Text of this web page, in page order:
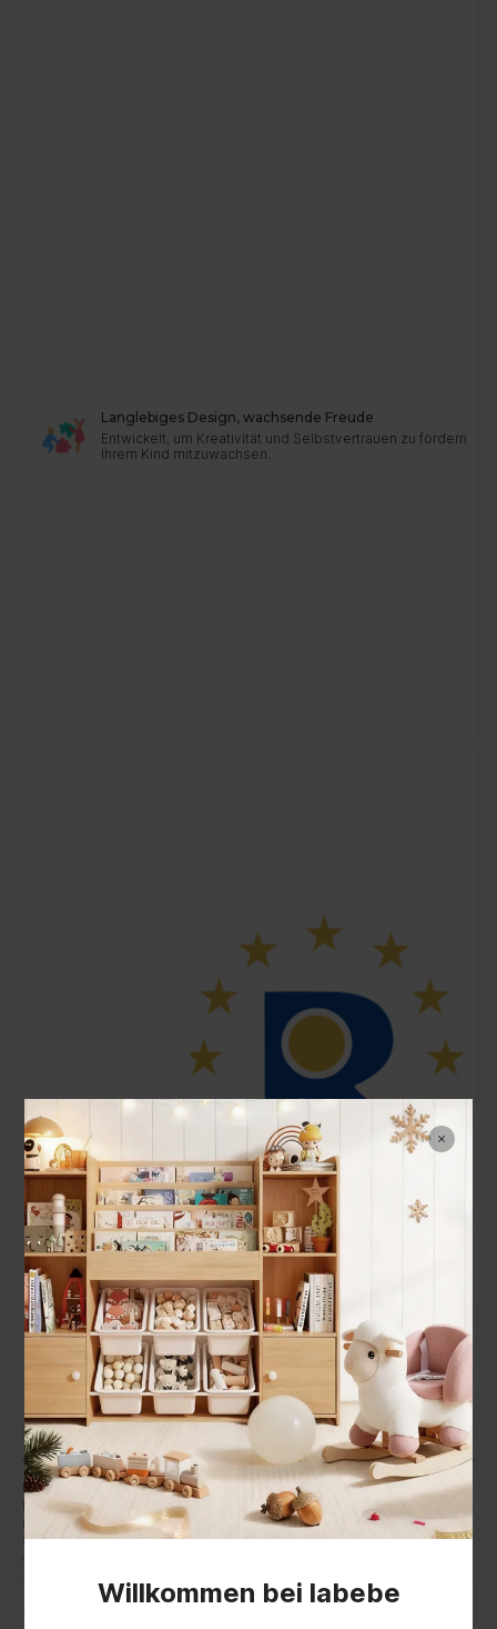
Langlebiges Design, wachsende Freude
Entwickelt, um Kreativität und Selbstvertrauen zu fördern –
Ihrem Kind mitzuwachsen.
EUIPO
Beschreibung
Ein treuer Freund zum Spielen
Mit seinem schneeweißen Fell und dem sanften Ausdruck bringt der
Labrador-Schaukelhund Wärme und Charme in jedes Kinderzimmer.
Dieser liebenswerte Welpe wurde von unserem französischen Team
Willkommen bei labebe